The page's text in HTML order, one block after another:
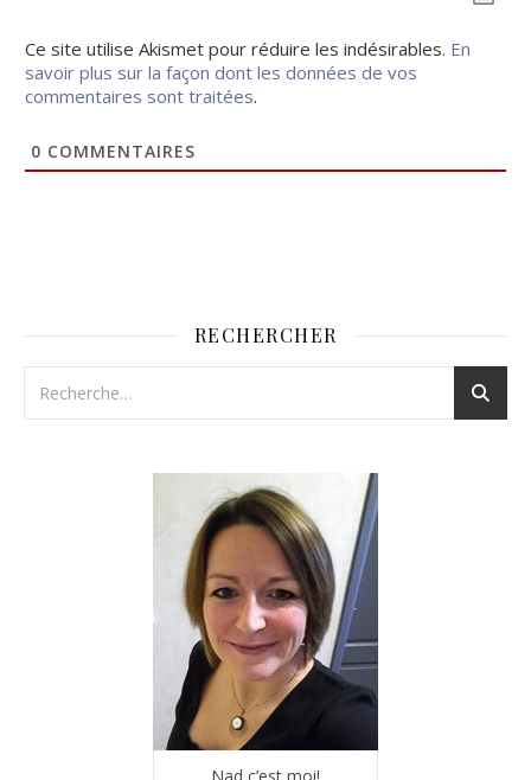
Ce site utilise Akismet pour réduire les indésirables. En
savoir plus sur la façon dont les données de vos
commentaires sont traitées.
0 COMMENTAIRES
RECHERCHER